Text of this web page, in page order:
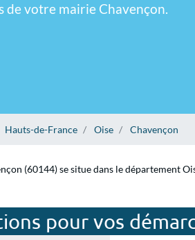
de votre mairie Chavençon.
Hauts-de-France Oise Chavençon
(60144) se situe dans le département
pour vos